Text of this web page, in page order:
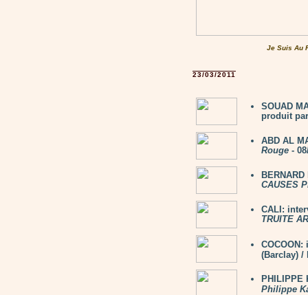
Je Suis Au
23/03/2011
SOUAD
produit
ABD AL
Rouge -
CAUSES
CALI:
TRUITE
(Barclay) /
PHILIPPE
Philippe